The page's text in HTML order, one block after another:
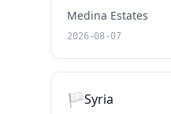
Medina Estates
2026-08-07
🏳️Syria